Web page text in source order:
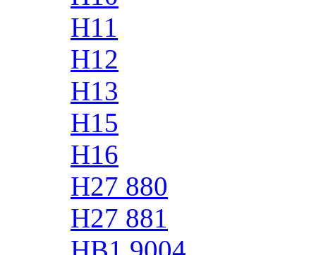
H11
H12
H13
H15
H16
H27 880
H27 881